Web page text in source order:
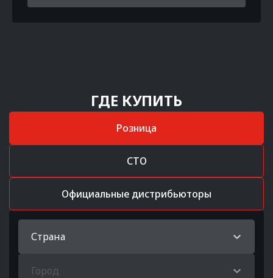
ГДЕ КУПИТЬ
Розница
СТО
Официальные дистрибьюторы
Страна
Город